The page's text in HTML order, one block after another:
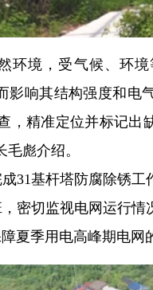
环境，受气候、环
影响其结构强度和电
，精准定位并标记出
彪介绍。
31基杆塔防腐除锈工
密切监视电网运行情
夏季用电高峰期电网